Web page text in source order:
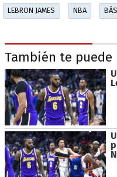
LEBRON JAMES NBA
También te